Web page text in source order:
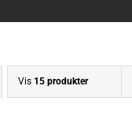
Vis 15 produkter